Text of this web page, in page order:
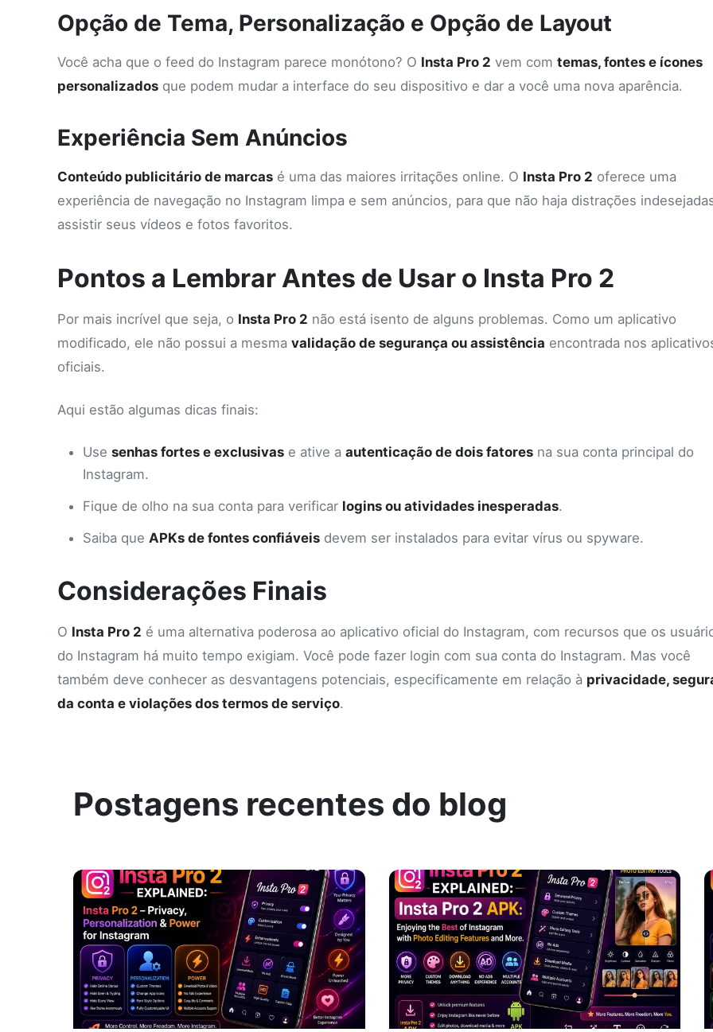
Opção de Tema, Personalização e Opção de Layout
Você acha que o feed do Instagram parece monótono? O Insta Pro 2 vem com temas, fontes e ícones
personalizados que podem mudar a interface do seu dispositivo e dar a você uma nova aparência.
Experiência Sem Anúncios
Conteúdo publicitário de marcas é uma das maiores irritações online. O Insta Pro 2 oferece uma
experiência de navegação no Instagram limpa e sem anúncios, para que não haja distrações
assistir seus vídeos e fotos favoritos.
Pontos a Lembrar Antes de Usar o Insta Pro 2
Por mais incrível que seja, o Insta Pro 2 não está isento de alguns problemas. Como um aplicativo
modificado, ele não possui a mesma validação de segurança ou assistência encontrada nos
oficiais.
Aqui estão algumas dicas finais:
Use senhas fortes e exclusivas e ative a autenticação de dois fatores na sua conta principal do
Instagram.
Fique de olho na sua conta para verificar logins ou atividades inesperadas.
Saiba que APKs de fontes confiáveis devem ser instalados para evitar vírus ou spyware.
Considerações Finais
O Insta Pro 2 é uma alternativa poderosa ao aplicativo oficial do Instagram, com recursos que os
do Instagram há muito tempo exigiam. Você pode fazer login com sua conta do Instagram. Mas você
também deve conhecer as desvantagens potenciais, especificamente em relação à privacidade,
da conta e violações dos termos de serviço.
Postagens recentes do blog